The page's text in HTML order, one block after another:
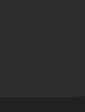
予めご理解、ご了承
ださい。 摩擦によ